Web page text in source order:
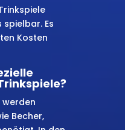
Es
Kosten
werden
Becher,